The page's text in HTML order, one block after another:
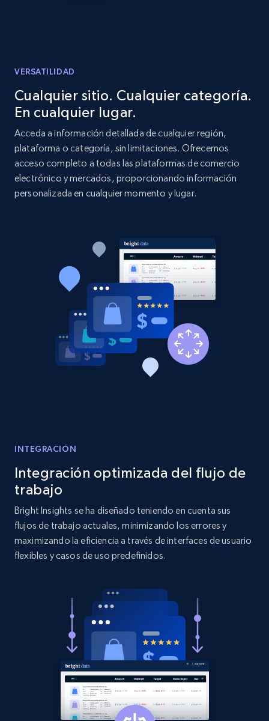
Amazon products global dataset - Collects
products by best sellers category URL
Title, Seller name, Brand, Description, Initial
price, Currency, Availability, Reviews count, and
more.
Amazon products global dataset - Collect
Amazon products by seller URL
Title, Seller name, Brand, Description, Initial
price, Currency, Availability, Reviews count, and
2.1K+ 375+ Comenzar ahora
Title, Seller name, Brand, Description, Initial
price, Currency, Availability, Reviews count, and
more.
2.1K+ 375+ Comenzar ahora
URL, Product id, Listing inventory id, Title, Rating,
Reviews count shop, Reviews count item, Initial
price, and more.
1.9K+ 323+ Comenzar ahora
Etsy - Collect data on products using
VERSATILIDAD
Cualquier sitio. Cualquier categoría.
En cualquier lugar.
Acceda a información detallada de cualquier región,
plataforma o categoría, sin limitaciones. Ofrecemos
acceso completo a todas las plataformas de comercio
electrónico y mercados, proporcionando información
personalizada en cualquier momento y lugar.
INTEGRACIÓN
Integración optimizada del flujo de
trabajo
Bright Insights se ha diseñado teniendo en cuenta sus
flujos de trabajo actuales, minimizando los errores y
maximizando la eficiencia a través de interfaces de usuario
flexibles y casos de uso predefinidos.